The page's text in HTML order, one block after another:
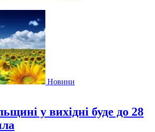
Новини
у вихідні буде до 28